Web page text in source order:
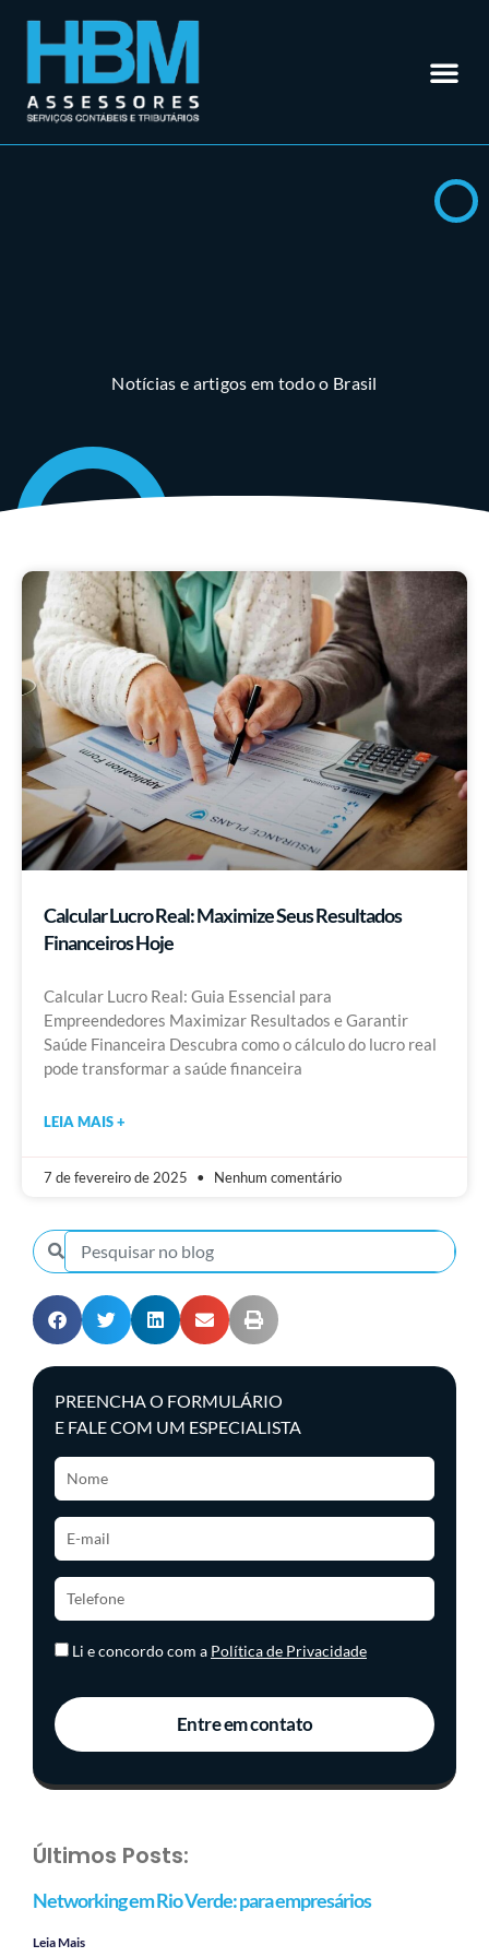
Notícias e artigos em todo o Brasil
Calcular Lucro Real: Maximize Seus Resultados
Financeiros Hoje
Calcular Lucro Real: Guia Essencial para
Empreendedores Maximizar Resultados e Garantir
Saúde Financeira Descubra como o cálculo do lucro real
pode transformar a saúde financeira
LEIA MAIS +
7 de fevereiro de 2025 Nenhum comentário
PREENCHA O FORMULÁRIO
E FALE COM UM ESPECIALISTA
Li e concordo com a Política de Privacidade
Entre em contato
Últimos Posts:
Networking em Rio Verde: para empresários
Leia Mais